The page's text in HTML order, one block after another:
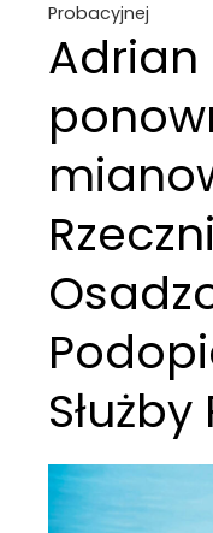
Probacyjnej
Adrian